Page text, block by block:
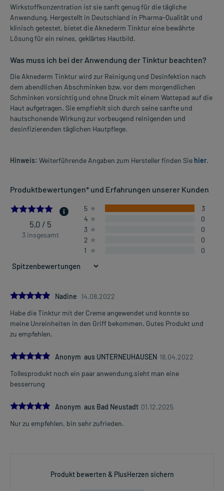
Wirkstoffkonzentration ist sie sanft genug für die tägliche
Anwendung. Hergestellt in Deutschland in Pharma-Qualität und
klinisch getestet, bietet die Aknederm Tinktur eine bewährte
Lösung für ein reines, geklärtes Hautbild.
Was muss ich bei der Anwendung der Tinktur beachten?
Die Aknederm Tinktur wird zur Reinigung und Desinfektion nach
dem abendlichen Abschminken bzw. vor dem morgendlichen
Schminken vorsichtig und ohne Druck mit einem Wattepad auf die
Haut aufgetragen. Sie empfiehlt sich durch seine sanfte und
hautschonende Wirkung zur vorbeugend reinigenden und
desinfizierenden täglichen Hautpflege.
Hinweis: Weiterführende Angaben zum Hersteller finden Sie hier.
Produktbewertungen* und Erfahrungen unserer Kunden
5.0
5,0 / 5
3 insgesamt
5
3
4
0
3
0
2
0
1
0
5.0
Nadine 14.08.2022
Habe die Tinktur mit der Creme angewendet und konnte so
meine Unreinheiten in den Griff bekommen. Gutes Produkt und
zu empfehlen.
5.0Anonym aus UNTERNEUHAUSEN 18.04.2022
Tollesprodukt noch ein paar anwendung,sieht man eine
besserrung
5.0Anonym aus Bad Neustadt 01.12.2025
Nur zu empfehlen, bin sehr zufrieden.
Produkt bewerten & PlusHerzen sichern